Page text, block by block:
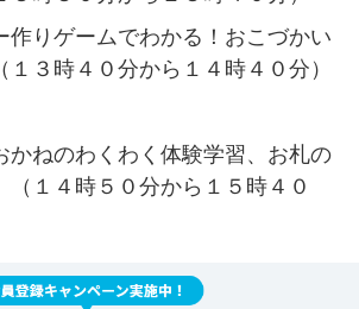
作りゲームでわかる！おこづかい
１３時４０分から１４時４０分）
かねのわくわく体験学習、お札の
（１４時５０分から１５時４０